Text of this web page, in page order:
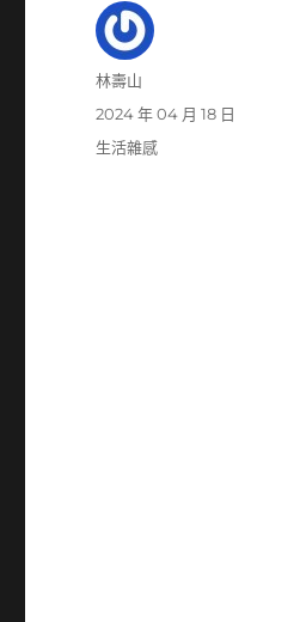
作
林壽山
發
佈
2024 年 04 月 18 日
分
生活雜感